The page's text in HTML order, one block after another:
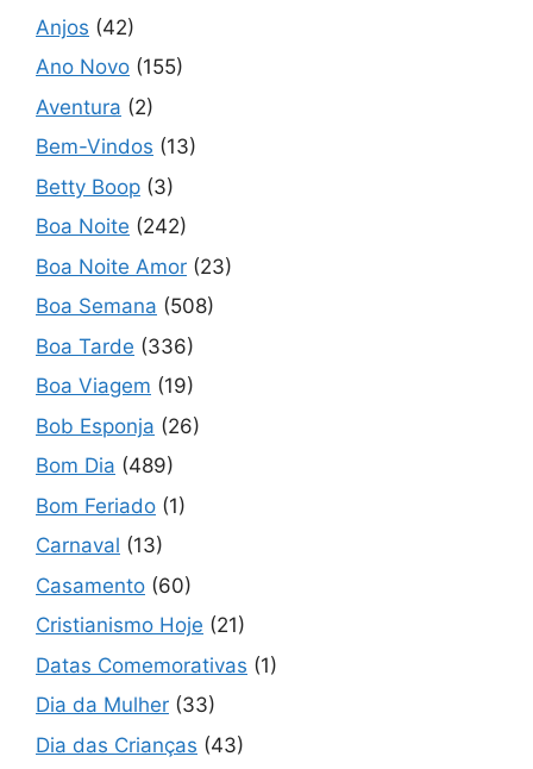
Anjos (42)
Ano Novo (155)
Aventura (2)
Bem-Vindos (13)
Betty Boop (3)
Boa Noite (242)
Boa Noite Amor (23)
Boa Semana (508)
Boa Tarde (336)
Boa Viagem (19)
Bob Esponja (26)
Bom Dia (489)
Bom Feriado (1)
Carnaval (13)
Casamento (60)
Cristianismo Hoje (21)
Datas Comemorativas (1)
Dia da Mulher (33)
Dia das Crianças (43)